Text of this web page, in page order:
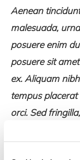
Aenean
malesuada,
posuere enim
posuere sit
ex. Aliquam
tempus
orci. Sed